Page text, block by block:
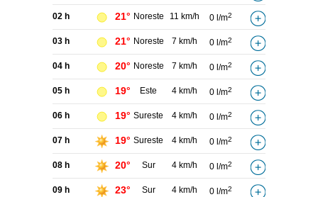
02 h 21° Noreste 11 km/h 0 l/m2
03 h 21° Noreste 7 km/h 0 l/m2
04 h 20° Noreste 7 km/h 0 l/m2
05 h 19° Este 4 km/h 0 l/m2
06 h 19° Sureste 4 km/h 0 l/m2
07 h 19° Sureste 4 km/h 0 l/m2
08 h 20° Sur 4 km/h 0 l/m2
09 h 23° Sur 4 km/h 0 l/m2